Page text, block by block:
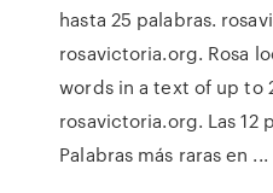
hasta 25 palabras.
rosavictoria.org. Rosa
words in a text of up to
rosavictoria.org. Las 12
Palabras más raras en ...